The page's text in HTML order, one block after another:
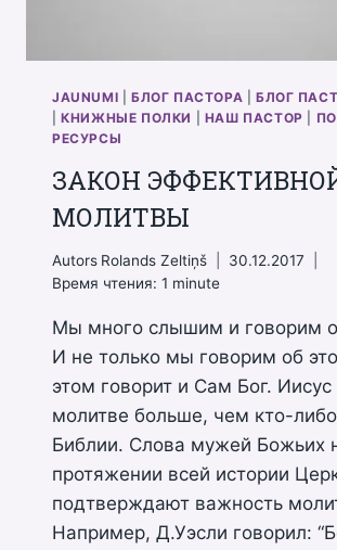
JAUNUMI БЛОГ ПАСТОРА БЛОГ
|КНИЖНЫЕ ПОЛКИ НАШ ПАСТОР
РЕСУРСЫ
ЗАКОН
МОЛИТВЫ
Autors Rolands Zeltiņš
30.12.2017
Время чтения: 1 minute
Мы много слышим и говорим
И не только мы говорим об
этом говорит и Сам Бог. Иисус
молитве больше, чем кто-
Библии. Слова мужей Божьих
протяжении всей истории
подтверждают важность
Например, Д.Уэсли говорил: